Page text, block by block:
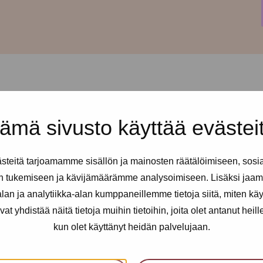
sivusto käyttää
tarjoamamme sisällön ja mainosten räätälöimiseen,
tukemiseen ja kävijämäärämme analysoimiseen. Lisäksi
ja analytiikka-alan kumppaneillemme tietoja siitä, miten
yhdistää näitä tietoja muihin tietoihin, joita olet antanut
kun olet käyttänyt heidän palvelujaan.
klo 15-19.Drop in:ssä
keskustelutukea,
koko drop in-ajan! Yllättävistä
ilmoitamme Pro-tukipisteen
kanssa mieltäsi
suosittelemme varaamaan